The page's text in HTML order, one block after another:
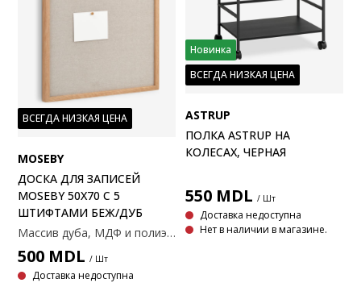
ВСЕГДА НИЗКАЯ ЦЕНА
MOSEBY
ДОСКА ДЛЯ ЗАПИСЕЙ
MOSEBY 50X70 С 5
ШТИФТАМИ БЕЖ/ДУБ
Массив дуба, МДФ и полиэстера. В комплекте 5 булавок и 3 карточки. Размеры: 50x70x3см
500 MDL / Шт
Доставка недоступна
Новинка
ВСЕГДА НИЗКАЯ ЦЕНА
ASTRUP
ПОЛКА ASTRUP НА
КОЛЕСАХ, ЧЕРНАЯ
550 MDL / Шт
Доставка недоступна
Нет в наличии в магазине.